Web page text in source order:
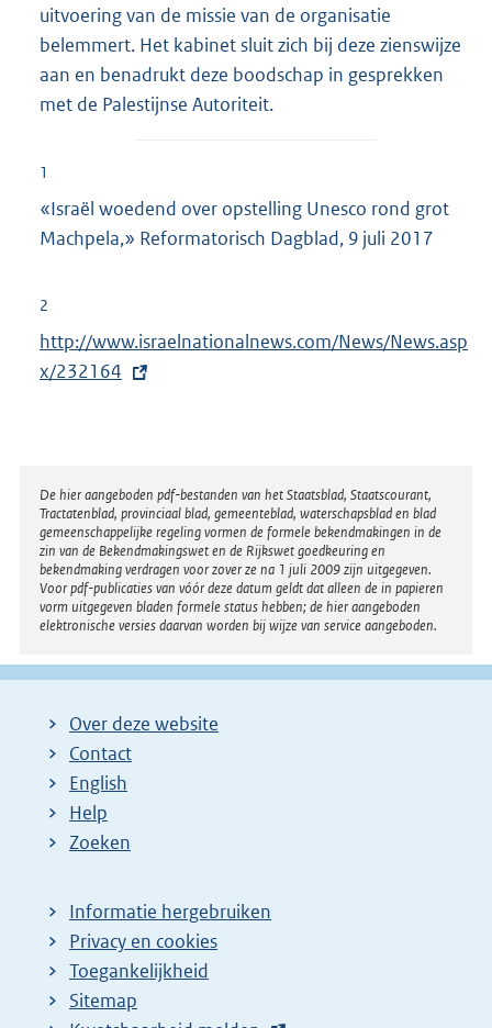
uitvoering van de missie van de organisatie
belemmert. Het kabinet sluit zich bij deze zienswijze
aan en benadrukt deze boodschap in gesprekken
met de Palestijnse Autoriteit.
1
«Israël woedend over opstelling Unesco rond grot
Machpela,» Reformatorisch Dagblad, 9 juli 2017
2
E
x
n
e
l
i
n
k
:
http://www.israelnationalnews.com/News/News.asp
x/232164
Disclaimer
De hier aangeboden pdf-bestanden van het Staatsblad, Staatscourant,
Tractatenblad, provinciaal blad, gemeenteblad, waterschapsblad en blad
gemeenschappelijke regeling vormen de formele bekendmakingen in de
zin van de Bekendmakingswet en de Rijkswet goedkeuring en
bekendmaking verdragen voor zover ze na 1 juli 2009 zijn uitgegeven.
Voor pdf-publicaties van vóór deze datum geldt dat alleen de in papieren
vorm uitgegeven bladen formele status hebben; de hier aangeboden
elektronische versies daarvan worden bij wijze van service aangeboden.
Over deze website
Contact
English
Help
Zoeken
Informatie hergebruiken
Privacy en cookies
Toegankelijkheid
Sitemap